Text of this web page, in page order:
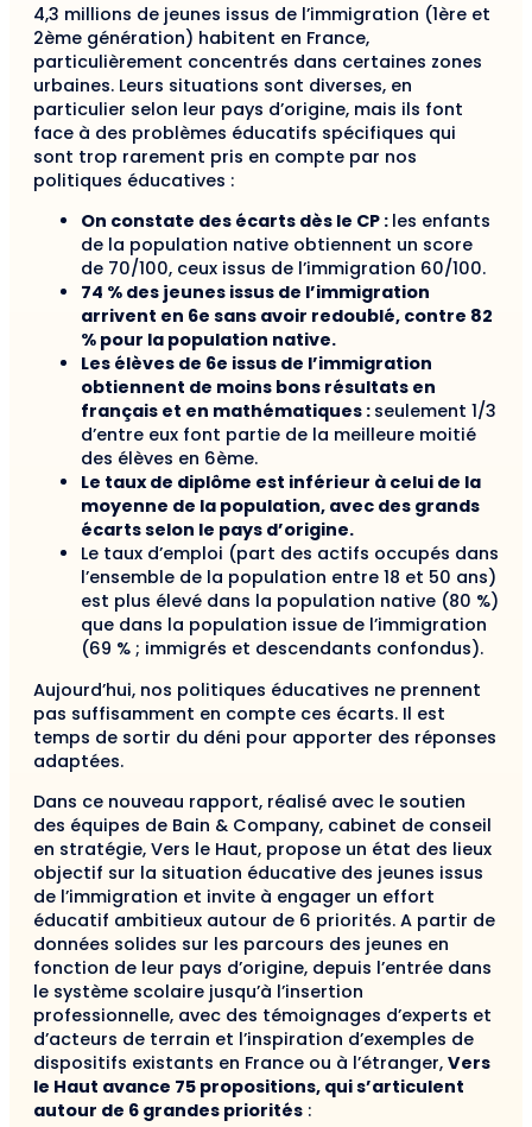
4,3 millions de jeunes issus de l’immigration (1ère et
2ème génération) habitent en France,
particulièrement concentrés dans certaines zones
urbaines. Leurs situations sont diverses, en
particulier selon leur pays d’origine, mais ils font
face à des problèmes éducatifs spécifiques qui
sont trop rarement pris en compte par nos
politiques éducatives :
On constate des écarts dès le CP : les enfants
de la population native obtiennent un score
de 70/100, ceux issus de l’immigration 60/100.
74 % des jeunes issus de l’immigration
arrivent en 6e sans avoir redoublé, contre 82
% pour la population native.
Les élèves de 6e issus de l’immigration
obtiennent de moins bons résultats en
français et en mathématiques : seulement 1/3
d’entre eux font partie de la meilleure moitié
des élèves en 6ème.
Le taux de diplôme est inférieur à celui de la
moyenne de la population, avec des grands
écarts selon le pays d’origine.
Le taux d’emploi (part des actifs occupés dans
l’ensemble de la population entre 18 et 50 ans)
est plus élevé dans la population native (80 %)
que dans la population issue de l’immigration
(69 % ; immigrés et descendants confondus).
Aujourd’hui, nos politiques éducatives ne prennent
pas suffisamment en compte ces écarts. Il est
temps de sortir du déni pour apporter des réponses
adaptées.
Dans ce nouveau rapport, réalisé avec le soutien
des équipes de Bain & Company, cabinet de conseil
en stratégie, Vers le Haut, propose un état des lieux
objectif sur la situation éducative des jeunes issus
de l’immigration et invite à engager un effort
éducatif ambitieux autour de 6 priorités. A partir de
données solides sur les parcours des jeunes en
fonction de leur pays d’origine, depuis l’entrée dans
le système scolaire jusqu’à l’insertion
professionnelle, avec des témoignages d’experts et
d’acteurs de terrain et l’inspiration d’exemples de
dispositifs existants en France ou à l’étranger, Vers
le Haut avance 75 propositions, qui s’articulent
autour de 6 grandes priorités :